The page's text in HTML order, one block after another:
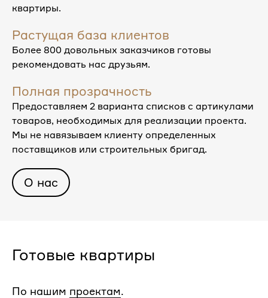
квартиры.
Растущая база клиентов
Более 800 довольных заказчиков готовы
рекомендовать нас друзьям.
Полная прозрачность
Предоставляем 2 варианта списков с артикулами
товаров, необходимых для реализации проекта.
Мы не навязываем клиенту определенных
поставщиков или строительных бригад.
О нас
Готовые квартиры
По нашим проектам.